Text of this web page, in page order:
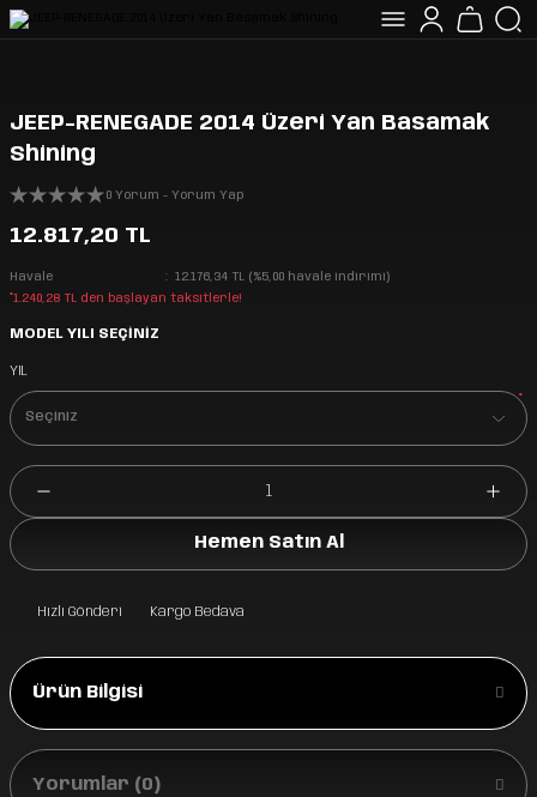
JEEP-RENEGADE 2014 Üzeri Yan Basamak
Shining
0 Yorum - Yorum Yap
12.817,20 TL
Havale
12.176,34 TL (%5,00 havale indirimi)
*1.240,28 TL den başlayan taksitlerle!
MODEL YILI SEÇİNİZ
YIL
*
Hemen Satın Al
Hızlı Gönderi Kargo Bedava
Ürün Bilgisi
Yorumlar (0)